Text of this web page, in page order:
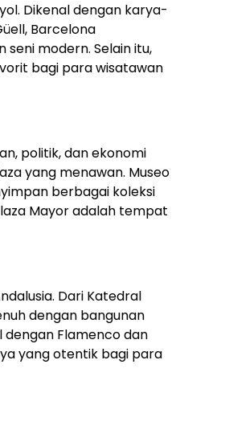
Dikenal dengan karya-
Barcelona
modern. Selain itu,
bagi para wisatawan
politik, dan ekonomi
yang menawan. Museo
berbagai koleksi
Mayor adalah tempat
Dari Katedral
dengan bangunan
dengan Flamenco dan
yang otentik bagi para